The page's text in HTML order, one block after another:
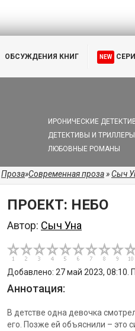
ОБСУЖДЕНИЯ КНИГ NEW
ИРОНИЧЕСКИЕ
ДЕТЕКТИВЫ И ТРИЛЛЕРЫ
ЛЮБОВНЫЕ РОМАНЫ
Проза»Современная проза»Сыч
ПРОЕКТ: НЕБО
Автор: Сыч Уна
Добавлено: 27 май 2023, 08:10.
Аннотация:
В детстве одна девочка
его. Позже ей объяснили – это